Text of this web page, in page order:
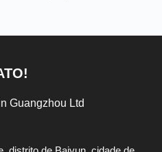
Guangzhou Ltd